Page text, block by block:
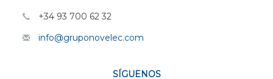
+34 93 700 62 32
info@gruponovelec.com
SÍGUENOS